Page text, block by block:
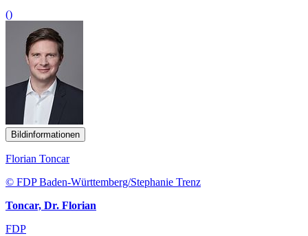
()
Bildinformationen
Florian Toncar
© FDP Baden-Württemberg/Stephanie Trenz
Toncar, Dr. Florian
FDP